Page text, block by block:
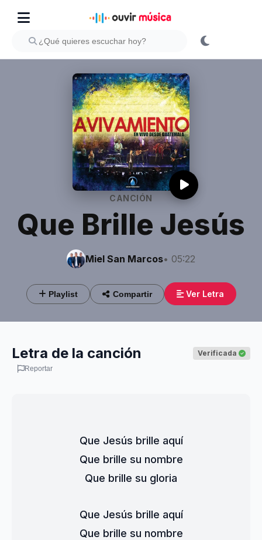
CANCIÓN
Que Brille Jesús
Miel San Marcos• 05:22
Playlist Compartir Ver Letra
Letra de la canción Verificada
Reportar
Que Jesús brille aquí
Que brille su nombre
Que brille su gloria
Que Jesús brille aquí
Que brille su nombre